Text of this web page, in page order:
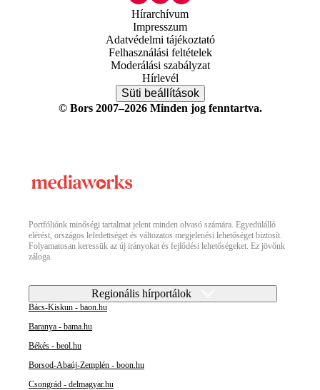
Hírarchívum
Impresszum
Adatvédelmi tájékoztató
Felhasználási feltételek
Moderálási szabályzat
Hírlevél
Süti beállítások
© Bors 2007–2026 Minden jog fenntartva.
Portfóliónk minőségi tartalmat jelent minden olvasó számára. Egyedülálló
elérést, országos lefedettséget és változatos megjelenési lehetőséget biztosít.
Folyamatosan keressük az új irányokat és fejlődési lehetőségeket. Ez jövőnk
záloga.
Regionális hírportálok
Bács-Kiskun - baon.hu
Baranya - bama.hu
Békés - beol.hu
Borsod-Abaúj-Zemplén - boon.hu
Csongrád - delmagyar.hu